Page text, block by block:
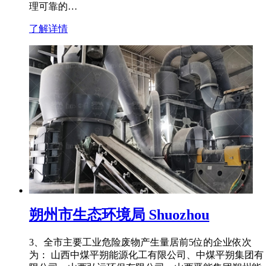
理可靠的…
了解详情
朔州市生态环境局 Shuozhou
3、全市主要工业危险废物产生量居前5位的企业依次
为： 山西中煤平朔能源化工有限公司、中煤平朔集团有